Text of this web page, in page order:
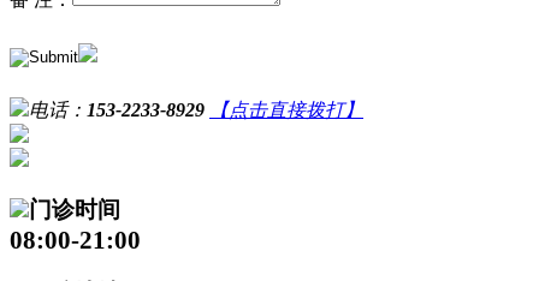
电话： 153-2233-8929 【点击直接拨打】
门诊时间
08:00-21:00